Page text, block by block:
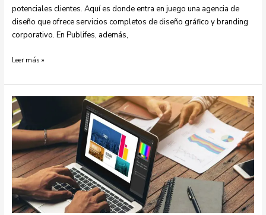
potenciales clientes. Aquí es donde entra en juego una agencia de
diseño que ofrece servicios completos de diseño gráfico y branding
corporativo. En Publifes, además,
Leer más »
Maximizando
el
impacto
empresarial
con
el
Diseño
Gráfico
Corporativo